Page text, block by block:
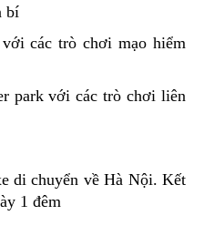
bí
các trò chơi mạo hiểm
park với các trò chơi liên
di chuyển về Hà Nội. Kết
1 đêm